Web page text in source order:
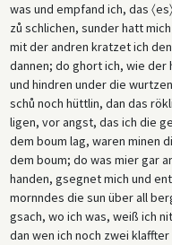
was und empfand ich, das
zů schlichen, sunder hatt
mit der andren kratzet ich
dannen; do ghort ich, wie
und hindren under die
schů noch hüttlin, dan das
ligen, vor angst, das ich die
dem boum lag, waren minen
dem boum; do was mier gar
handen, gsegnet mich und
mornndes die sun über all
gsach, wo ich was, weiß ich
dan wen ich noch zwei